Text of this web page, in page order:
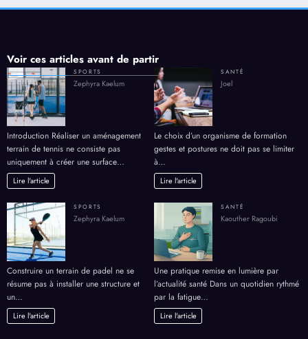
Zephyra Kaelum
Introduction Réaliser un aménagement
terrain de tennis ne consiste pas
uniquement à créer une surface…
Lire l'article
Joel
Le choix d’un organisme de formation
gestes et postures ne doit pas se limiter
à…
Lire l'article
Zephyra Kaelum
résume pas à installer une structure et
un…
Lire l'article
Kaouther Ragoubi
l’actualité santé Dans un quotidien rythmé
par la fatigue…
Lire l'article
Archives
Archives